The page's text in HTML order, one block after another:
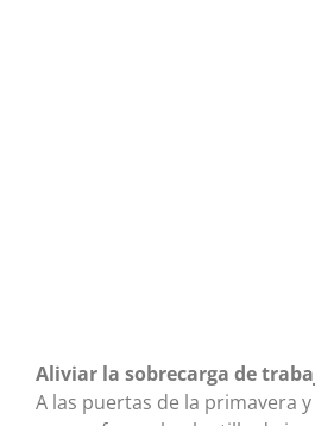
Aliviar la sobrecarga de
A las puertas de la primavera